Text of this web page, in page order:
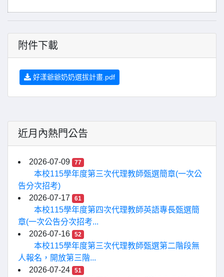
附件下載
好漾爺爺奶奶選拔計畫.pdf
近月內熱門公告
2026-07-09 77
本校115學年度第三次代理教師甄選簡章(一次公
告分次招考)
2026-07-17
61
本校115學年度第四次代理教師英語專長甄選簡
章(一次公告分次招考...
2026-07-16
52
本校115學年度第三次代理教師甄選第二階段無
人報名，開放第三階...
2026-07-24
51